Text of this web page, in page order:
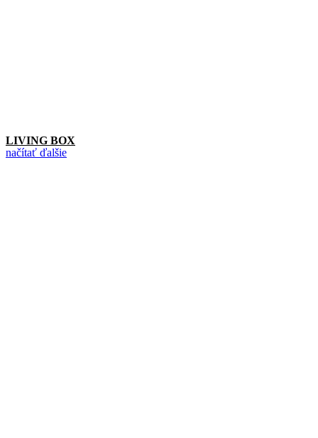
LIVING BOX
načítať ďalšie